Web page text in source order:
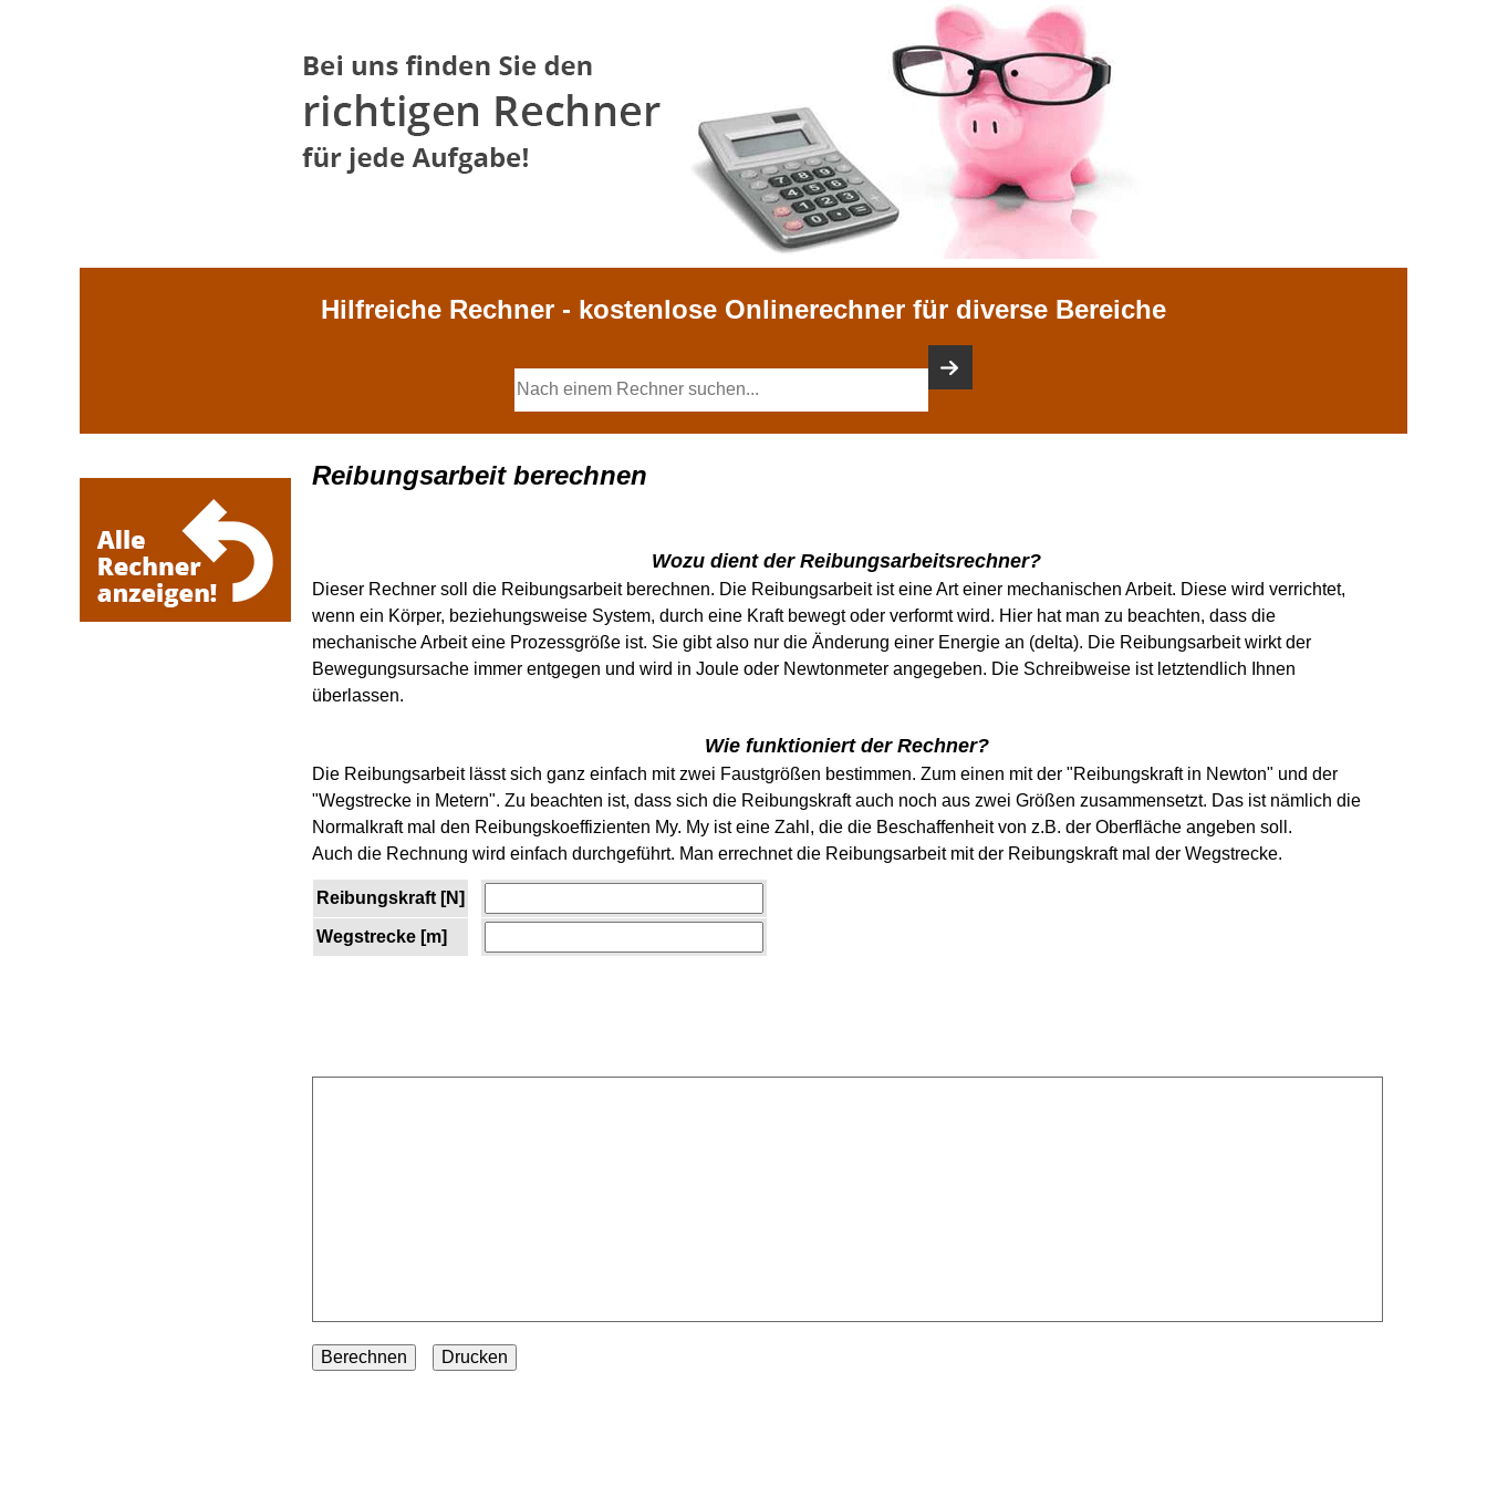
Hilfreiche Rechner - kostenlose Onlinerechner für diverse Bereiche
Reibungsarbeit berechnen
Wozu dient der Reibungsarbeitsrechner?
Dieser Rechner soll die Reibungsarbeit berechnen. Die Reibungsarbeit ist eine Art einer mechanischen Arbeit. Diese wird verrichtet,
wenn ein Körper, beziehungsweise System, durch eine Kraft bewegt oder verformt wird. Hier hat man zu beachten, dass die
mechanische Arbeit eine Prozessgröße ist. Sie gibt also nur die Änderung einer Energie an (delta). Die Reibungsarbeit wirkt der
Bewegungsursache immer entgegen und wird in Joule oder Newtonmeter angegeben. Die Schreibweise ist letztendlich Ihnen
überlassen.
Wie funktioniert der Rechner?
Die Reibungsarbeit lässt sich ganz einfach mit zwei Faustgrößen bestimmen. Zum einen mit der "Reibungskraft in Newton" und der
"Wegstrecke in Metern". Zu beachten ist, dass sich die Reibungskraft auch noch aus zwei Größen zusammensetzt. Das ist nämlich die
Normalkraft mal den Reibungskoeffizienten My. My ist eine Zahl, die die Beschaffenheit von z.B. der Oberfläche angeben soll.
Auch die Rechnung wird einfach durchgeführt. Man errechnet die Reibungsarbeit mit der Reibungskraft mal der Wegstrecke.
Reibungskraft [N]
Wegstrecke [m]